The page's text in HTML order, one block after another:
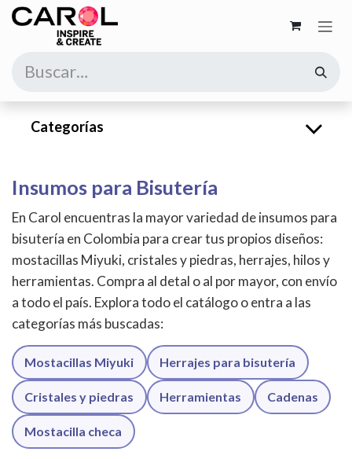
Ir al contenido
Categorías
Insumos para Bisutería
En Carol encuentras la mayor variedad de insumos para
bisutería en Colombia para crear tus propios diseños:
mostacillas Miyuki, cristales y piedras, herrajes, hilos y
herramientas. Compra al detal o al por mayor, con envío
a todo el país. Explora todo el catálogo o entra a las
categorías más buscadas:
Mostacillas Miyuki Herrajes para bisutería
Cristales y piedras Herramientas Cadenas
Mostacilla checa